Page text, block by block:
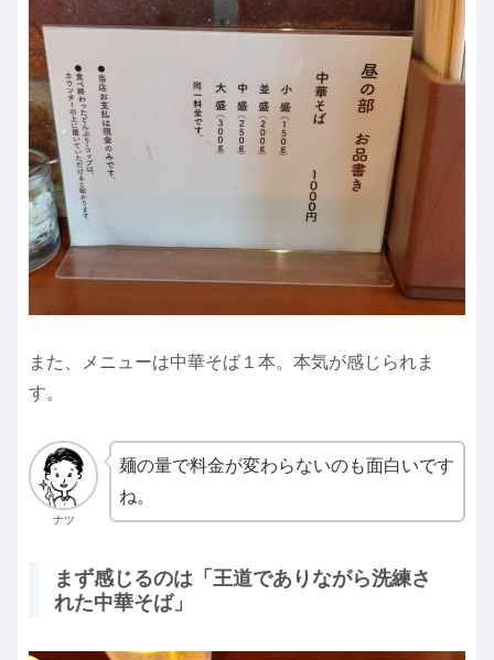
また、メニューは中華そば１本。本気が感じられま
す。
ナツ
麺の量で料金が変わらないのも面白いです
ね。
まず感じるのは「王道でありながら洗練さ
れた中華そば」